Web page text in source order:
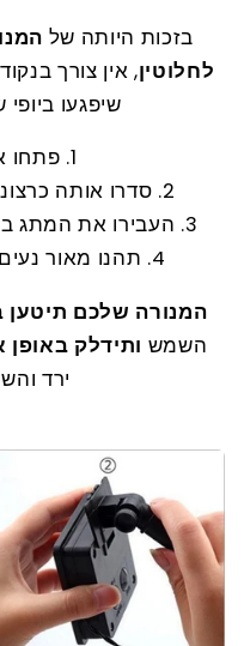
בזכות היותה של
לחלוטין, אין צורך
שיפגעו
1. פתחו את המנורה.
2. סדרו אותה כרצונכם בגינה או במרפסת.
3. העבירו את המתג בגב הפאנל הסולארי לON.
4. תהנו מאור נעים ויוקרתי בגינה שלכם.
המנורה שלכם תיטען
השמש ותידלק באופן
ירד